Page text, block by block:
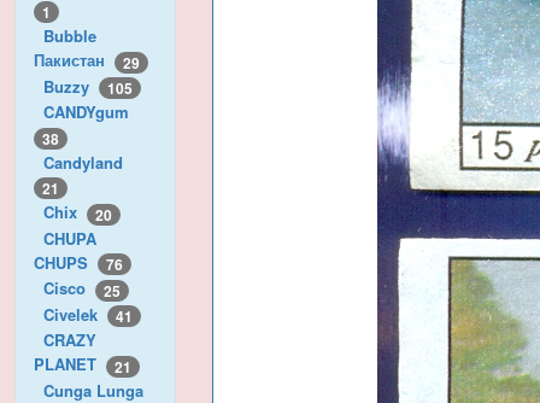
1
Bubble
Пакистан
29
Buzzy 105
CANDYgum
38
Candyland
21
Chix 20
CHUPA
CHUPS
76
Cisco 25
Civelek 41
CRAZY
PLANET
21
Cunga Lunga